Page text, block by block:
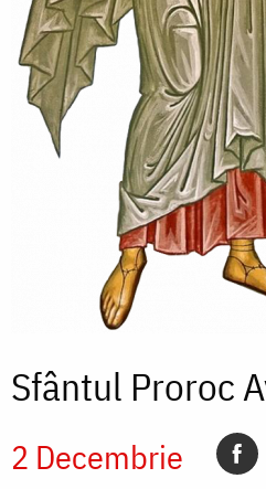
Sfântul Proroc
2 Decembrie